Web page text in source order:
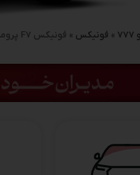
» فونیکس » فونیکس F7 پرومکس